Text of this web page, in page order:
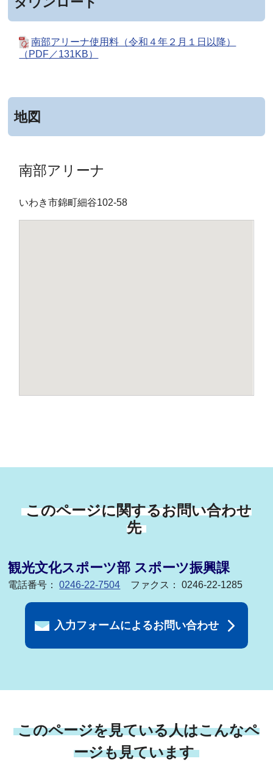
南部アリーナ使用料（令和４年２月１日以降）
（PDF／131KB）
地図
南部アリーナ
いわき市錦町細谷102-58
このページに関するお問い合わせ
先
観光文化スポーツ部 スポーツ振興課
電話番号：0246-22-7504 ファクス： 0246-22-1285
入力フォームによるお問い合わせ
このページを見ている人はこんなペ
ージも見ています